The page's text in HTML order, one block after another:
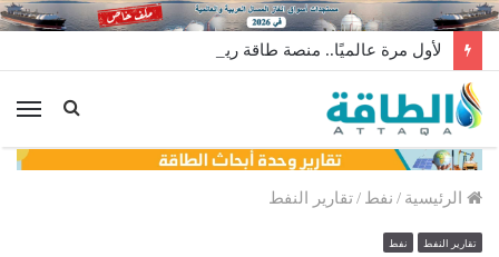
الرئيسية / نفط /تقارير النفط
تقارير النفط نفط